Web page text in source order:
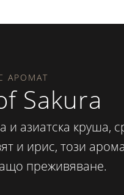
АРОМАТ
Sakura
и азиатска круша,
и ирис, този
преживяване.